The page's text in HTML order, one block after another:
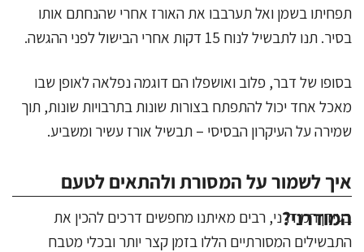
תפחיתו בשמן ואל תערבבו את האורז אחרי שהנחתם אותו
בסיר. תנו לתבשיל לנוח 15 דקות אחרי הבישול לפני ההגשה.
בסופו של דבר, פלוב ואושפלו הם דוגמה נפלאה לאופן שבו
מאכל אחד יכול להתפתח בצורות שונות בתרבויות שונות, תוך
שמירה על העיקרון הבסיסי – תבשיל אורז עשיר ומשביע.
איך לשמור על המסורת ולהתאים לטעם
המודרני?
בעידן המודרני, רבים מאיתנו מחפשים דרכים להכין את
התבשילים המסורתיים הללו בזמן קצר יותר ובכלי מטבח